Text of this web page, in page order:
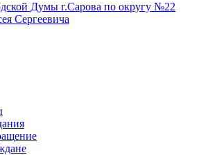
Думы г.Сарова по округу №22
Сергеевича